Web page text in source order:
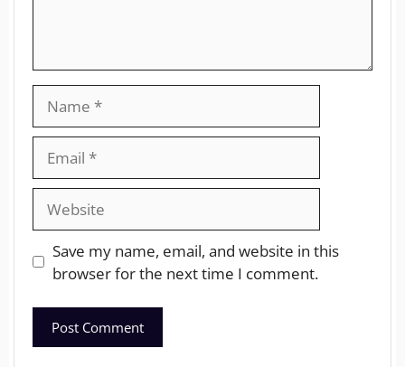
Save my name, email, and website in this
browser for the next time I comment.